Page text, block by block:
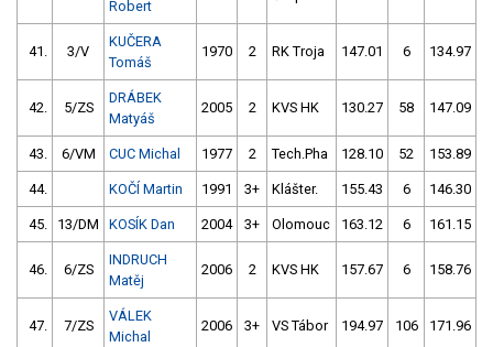
Robert
41. 3/V
KUČERA
Tomáš
1970 2 RK Troja 147.01 6 134.97
42. 5/ZS
DRÁBEK
Matyáš
2005 2 KVS HK 130.27 58 147.09
43. 6/VM CUC Michal 1977 2 Tech.Pha 128.10 52 153.89
44. KOČÍ Martin 1991 3+ Klášter. 155.43 6 146.30
45. 13/DM KOSÍK Dan 2004 3+ Olomouc 163.12 6 161.15
46. 6/ZS
INDRUCH
Matěj
2006 2 KVS HK 157.67 6 158.76
47. 7/ZS
VÁLEK
Michal
2006 3+ VS Tábor 194.97 106 171.96